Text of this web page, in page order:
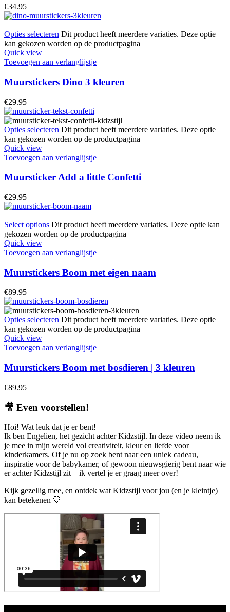
€34.95
Opties selecteren Dit product heeft meerdere variaties. Deze optie
kan gekozen worden op de productpagina
Quick view
Toevoegen aan verlanglijstje
Muurstickers Dino 3 kleuren
€29.95
Opties selecteren Dit product heeft meerdere variaties. Deze optie
kan gekozen worden op de productpagina
Quick view
Toevoegen aan verlanglijstje
Muursticker Add a little Confetti
€29.95
Select options Dit product heeft meerdere variaties. Deze optie kan
gekozen worden op de productpagina
Quick view
Toevoegen aan verlanglijstje
Muurstickers Boom met eigen naam
€89.95
Opties selecteren Dit product heeft meerdere variaties. Deze optie
kan gekozen worden op de productpagina
Quick view
Toevoegen aan verlanglijstje
Muurstickers Boom met bosdieren | 3 kleuren
€89.95
🎥 Even voorstellen!
Hoi! Wat leuk dat je er bent!
Ik ben Engelien, het gezicht achter Kidzstijl. In deze video neem ik
je mee in mijn wereld vol creativiteit, kleur en liefde voor
kinderkamers. Of je nu op zoek bent naar een uniek cadeau,
inspiratie voor de babykamer, of gewoon nieuwsgierig bent naar wie
er achter Kidzstijl zit – ik vertel je er graag meer over!
Kijk gezellig mee, en ontdek wat Kidzstijl voor jou (en je kleintje)
kan betekenen 💛